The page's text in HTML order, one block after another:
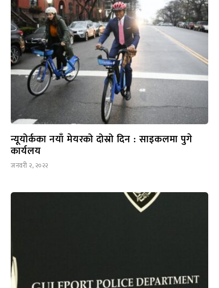
जनवरी २, २०२२
न्यूयोर्कका नयाँ मेयरको दोस्रो दिन : साइकलमा पुगे
कार्यलय